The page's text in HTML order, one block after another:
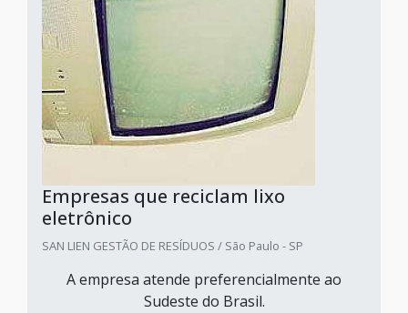
Empresas que reciclam lixo
eletrônico
SAN LIEN GESTÃO DE RESÍDUOS / São Paulo - SP
A empresa atende preferencialmente ao
Sudeste do Brasil.